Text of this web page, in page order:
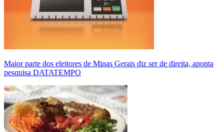
Maior parte dos eleitores de Minas Gerais diz ser de direita, aponta
pesquisa DATATEMPO